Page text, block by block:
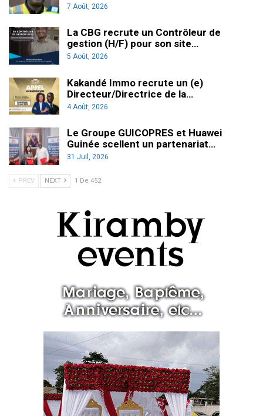
7 Août, 2026
La CBG recrute un Contrôleur de
gestion (H/F) pour son site…
5 Août, 2026
Kakandé Immo recrute un (e)
Directeur/Directrice de la…
4 Août, 2026
Le Groupe GUICOPRES et Huawei
Guinée scellent un partenariat…
31 Juil, 2026
PREV NEXT 1 De 452